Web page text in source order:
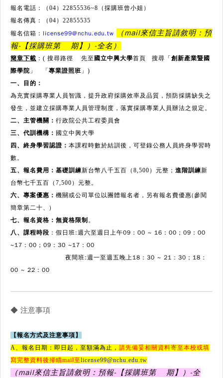
報名電話：（04）22855536~8（採購班曾小姐）
報名傳真：（04）22855535
報名信箱： license99@nchu.edu.tw
（mail來信主旨請敘明：預
報-【採購班第 期】）-全名）
簡章下載 ：( 搜尋路徑 先至 國立中興大學首頁 搜尋「 創新產業暨國
際學院 」 「 專業證照班 」)
一、目的：
為充實採購專業人員智識，提升政府採購效率及品質，預防採購缺失之
發生，並建立採購專業人員管理制度，落實採購專業人員辦法之規定。
二、主管機關： 行政院公共工程委員會
三、代訓機構： 國立中興大學
四、終身學習認證： 本課程時數於結訓後，可登錄公務人員終身學習時
數。
五、報名費用：基礎訓練新台幣八千五百（8,500）元整； 進階訓練新
台幣七千五百（7,500）元整。
六、專案優惠： 機關或公司單位以團體報名者，另有報名費優惠(參閱
簡章第二十、)
七、報名資格：無資格限制 。
八、課程時段 ： 假日班:週六至週日上午09：00 ~ 16：00；09：00
~17：00；09：30 ~17：00
夜間班:週一至週五晚上18：30 ~ 21：30；18：
00 ~ 22：00
◆ 注意事項
【報名方式及注意事項】
A、報名日期：即日起，至額滿為止， 請先備妥相關資料寄至本校或填
寫完整資料後掃瞄mail至license99@nchu.edu.tw
（mail來信主旨請敘明：預報-【採購班第 期】）-全